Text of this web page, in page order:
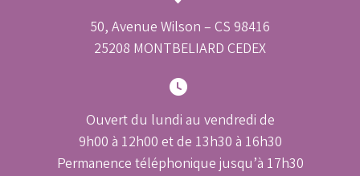
50, Avenue Wilson – CS 98416
25208 MONTBELIARD CEDEX
Ouvert du lundi au vendredi de
9h00 à 12h00 et de 13h30 à 16h30
Permanence téléphonique jusqu’à 17h30